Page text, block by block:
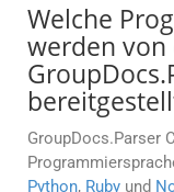
Welche
werden von
GroupDocs.Parser
Python, Ruby und